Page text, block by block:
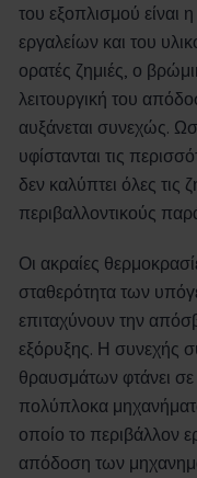
του εξοπλισμού είναι
εργαλείων και του
ορατές ζημιές, ο
λειτουργική του
αυξάνεται συνεχώς.
υφίστανται τις
δεν καλύπτει όλες
περιβαλλοντικούς
Οι ακραίες
σταθερότητα των
επιταχύνουν την
εξόρυξης. Η συνεχής
θραυσμάτων φτάνει
πολύπλοκα
οποίο το περιβάλλον
απόδοση των